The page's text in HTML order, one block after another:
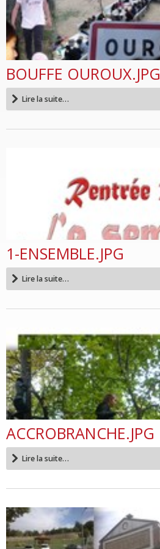
BOUFFE OUROUX.JPG
Lire la suite…
1-ENSEMBLE.JPG
Lire la suite…
ACCROBRANCHE.JPG
Lire la suite…